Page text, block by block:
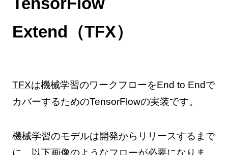
Extend（TFX）
TFXは機械学習のワークフローをEnd to Endで
カバーするためのTensorFlowの実装です。
機械学習のモデルは開発からリリースするまで